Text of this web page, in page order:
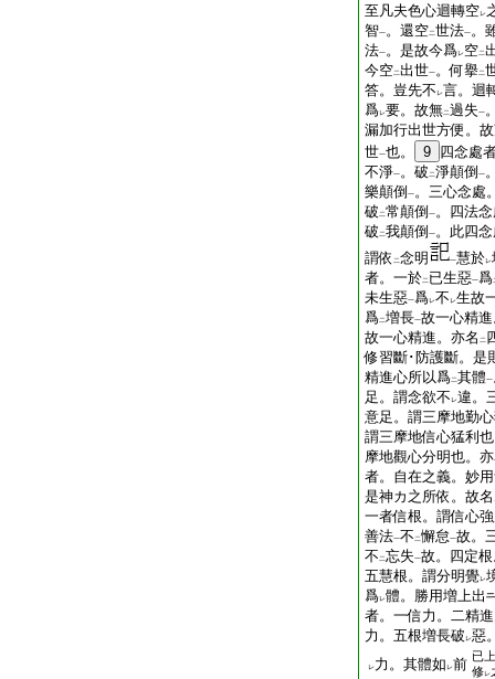
至凡夫色心迴轉空レ
智一。還空二世法一。
法一。是故今爲レ空二
今空二出世一。何擧二
答。豈先不 レ言。迴
爲レ要。故無二過失一
漏加行出世方便。
世一也。 9 四念處
不淨一。破 二淨顛倒 一
樂顛倒 一。三心念處
破 二常顛倒 一。四法
破 二我顛倒 一。此四
謂依 二念明 一慧於レ
者。一於二 已生惡一爲
未生惡一爲レ不 レ生故
爲二増長一故一心精
故一心精進。亦名 二
修習斷･防護斷。是
精進心所以爲二其體一
足。謂念欲不 レ違。
意足。謂三摩地勤
謂三摩地信心猛利
摩地觀心分明也。
者。自在之義。妙
是神カ之所依。故
一者信根。謂信心
善法一不 二懈怠一故。
不 二忘失一故。四定
五慧根。謂分明覺レ
爲レ體。勝用増上出
者。一信力。二精
力。五根増長破 レ惡
レ力。其體如 レ前 已
修レ